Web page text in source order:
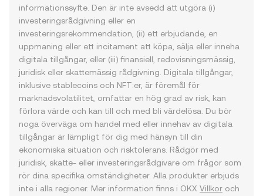
informationssyfte. Den är inte avsedd att utgöra (i)
investeringsrådgivning eller en
investeringsrekommendation, (ii) ett erbjudande, en
uppmaning eller ett incitament att köpa, sälja eller inneha
digitala tillgångar, eller (iii) finansiell, redovisningsmässig,
juridisk eller skattemässig rådgivning. Digitala tillgångar,
inklusive stablecoins och NFT:er, är föremål för
marknadsvolatilitet, omfattar en hög grad av risk, kan
förlora värde och kan till och med bli värdelösa. Du bör
noga överväga om handel med eller innehav av digitala
tillgångar är lämpligt för dig med hänsyn till din
ekonomiska situation och risktolerans. Rådgör med
juridisk, skatte- eller investeringsrådgivare om frågor som
rör dina specifika omständigheter. Alla produkter erbjuds
inte i alla regioner. Mer information finns i OKX Villkor och